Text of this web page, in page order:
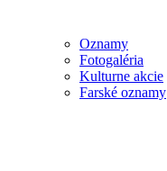
Oznamy
Fotogaléria
Kulturne akcie
Farské oznamy